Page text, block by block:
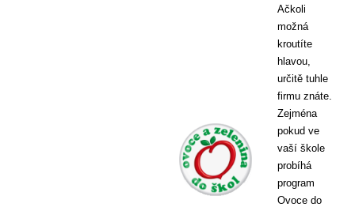
Ačkoli
možná
kroutíte
hlavou,
určitě tuhle
firmu znáte.
Zejména
pokud ve
vaší škole
probíhá
program
Ovoce do